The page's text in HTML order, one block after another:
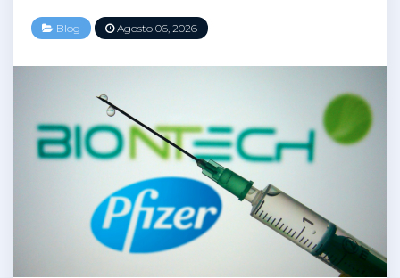
Blog Agosto 06, 2026